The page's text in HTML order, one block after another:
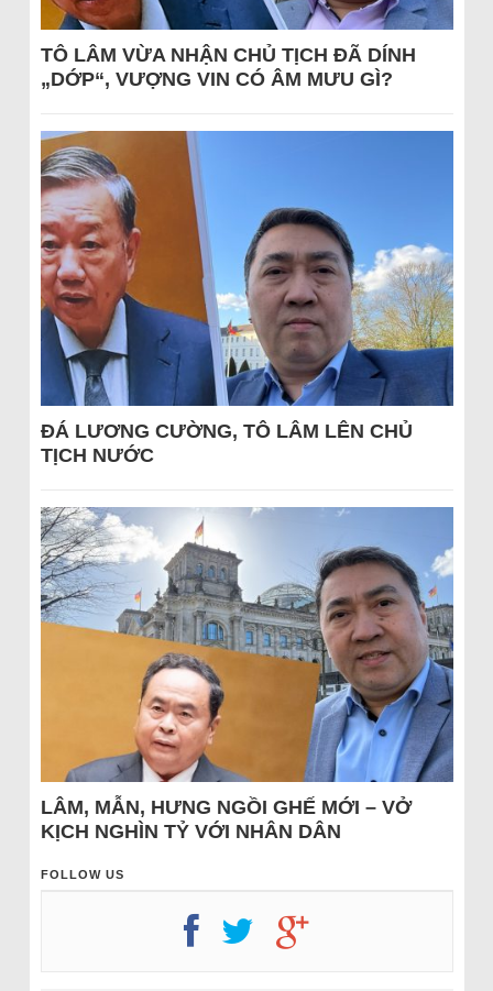
TÔ LÂM VỪA NHẬN CHỦ TỊCH ĐÃ DÍNH
„DỚP“, VƯỢNG VIN CÓ ÂM MƯU GÌ?
ĐÁ LƯƠNG CƯỜNG, TÔ LÂM LÊN CHỦ
TỊCH NƯỚC
LÂM, MẪN, HƯNG NGỒI GHẾ MỚI – VỞ
KỊCH NGHÌN TỶ VỚI NHÂN DÂN
FOLLOW US